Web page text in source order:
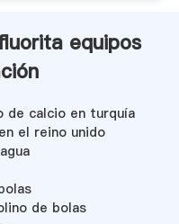
equipos
de calcio en turquía
el reino unido
de bolas